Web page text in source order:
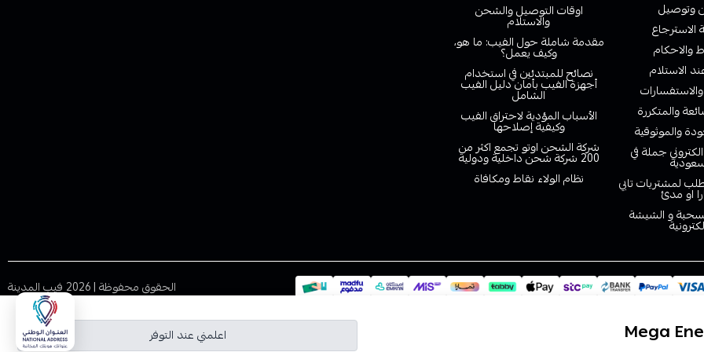
اعلمني عند التوفر
وتوصيل
والاحكام
الاستلام
والمتكررة
والموثوقية
جملة في
لمشتريات تابي
او مدئ
و الشيشة
اوقات التوصيل والشحن
والاستلام
مقدمة شاملة حول الفيب: ما هو،
وكيف يعمل؟
نصائح للمبتدئين في استخدام
أجهزة الفيب بأمان دليل الفيب
الشامل
الأسباب المؤدية لاحتراق الفيب
وكيفية إصلاحها
شركة الشحن اوتو تجمع اكثر من
200 شركة شحن داخلية ودولية
نظام الولاء نقاط ومكافاة
الحقوق محفوظة | 2026 فيب المدينة